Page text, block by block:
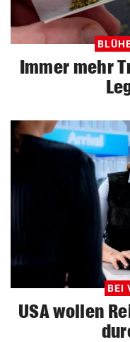
Immer mehr
BEI
USA wollen